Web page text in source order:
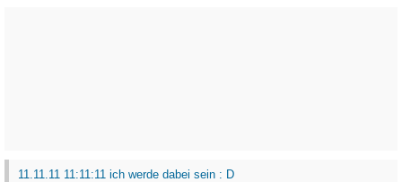
11.11.11 11:11:11 ich werde dabei sein : D